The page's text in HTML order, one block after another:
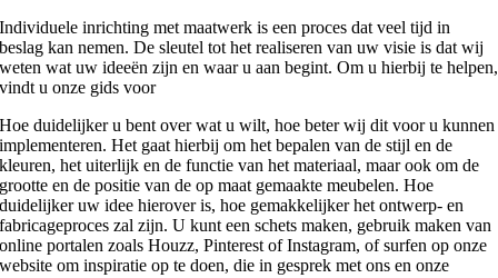
Individuele inrichting met maatwerk is een proces dat veel tijd in
beslag kan nemen. De sleutel tot het realiseren van uw visie is dat wij
weten wat uw ideeën zijn en waar u aan begint. Om u hierbij te helpen,
vindt u onze gids voor
Hoe duidelijker u bent over wat u wilt, hoe beter wij dit voor u kunnen
implementeren. Het gaat hierbij om het bepalen van de stijl en de
kleuren, het uiterlijk en de functie van het materiaal, maar ook om de
grootte en de positie van de op maat gemaakte meubelen. Hoe
duidelijker uw idee hierover is, hoe gemakkelijker het ontwerp- en
fabricageproces zal zijn. U kunt een schets maken, gebruik maken van
online portalen zoals Houzz, Pinterest of Instagram, of surfen op onze
website om inspiratie op te doen, die in gesprek met ons en onze